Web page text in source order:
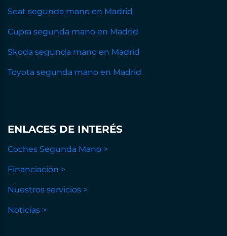
Seat segunda mano en Madrid
Cupra segunda mano en Madrid
Skoda segunda mano en Madrid
Toyota segunda mano en Madrid
ENLACES DE INTERÉS
Coches Segunda Mano >
Financiación >
Nuestros servicios >
Noticias >